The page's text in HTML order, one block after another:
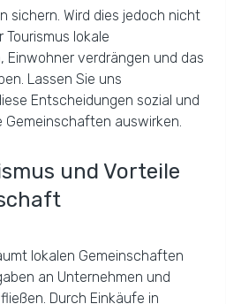
sichern. Wird dies jedoch nicht
lokale
Einwohner verdrängen und das
Lassen Sie uns
Entscheidungen sozial und
auswirken.
und Vorteile
lokalen Gemeinschaften
an Unternehmen und
Durch Einkäufe in